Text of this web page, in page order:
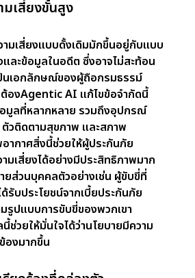
วามซับซ้อนโดยธรรมชาติและมี
อเนื่อง จัดการกับปริมาณข้อมูล
ลี่ยนแปลงความเสี่ยง และเพิ่มความ
วิธีการแบบดั้งเดิมแม้ว่าจะมี
ดีต แต่ก็ต่อสู้เพื่อติดตามการ
เร็วเหล่านี้ Agentic AI ช่วยขยาย
ให้การตัดสินใจด้วยตนเองและใช้
ลแบบเรียลไทม์เพื่อเพิ่มประสิทธิภาพ
ลูกค้า